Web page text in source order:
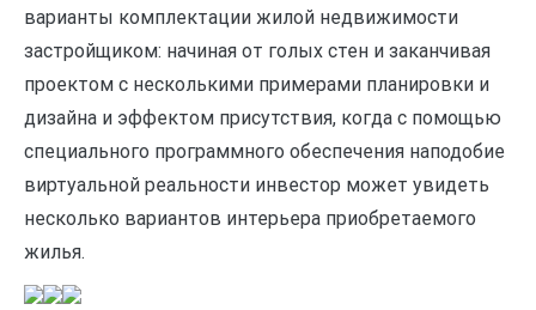
варианты комплектации жилой недвижимости
застройщиком: начиная от голых стен и заканчивая
проектом с несколькими примерами планировки и
дизайна и эффектом присутствия, когда с помощью
специального программного обеспечения наподобие
виртуальной реальности инвестор может увидеть
несколько вариантов интерьера приобретаемого
жилья.